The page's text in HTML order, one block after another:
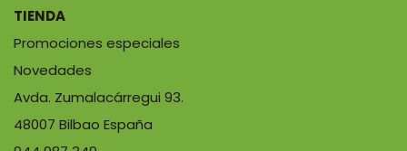
TIENDA
Promociones especiales
Novedades
Avda. Zumalacárregui 93.
48007 Bilbao España